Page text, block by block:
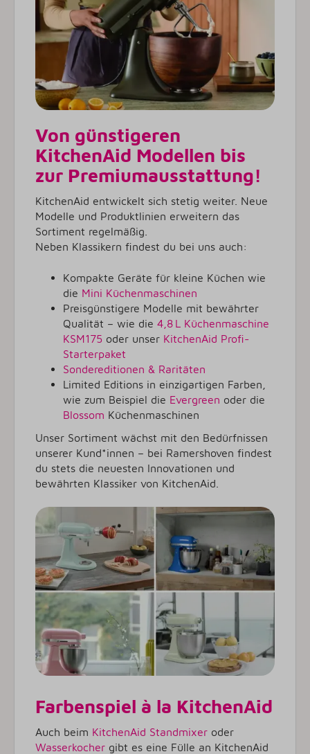
Von günstigeren
KitchenAid Modellen bis
zur Premiumausstattung!
KitchenAid entwickelt sich stetig weiter. Neue
Modelle und Produktlinien erweitern das
Sortiment regelmäßig.
Neben Klassikern findest du bei uns auch:
Kompakte Geräte für kleine Küchen wie
die Mini Küchenmaschinen
Preisgünstigere Modelle mit bewährter
Qualität – wie die 4,8 L Küchenmaschine
KSM175 oder unser KitchenAid Profi-
Starterpaket
Sondereditionen & Raritäten
Limited Editions in einzigartigen Farben,
wie zum Beispiel die Evergreen oder die
Blossom Küchenmaschinen
Unser Sortiment wächst mit den Bedürfnissen
unserer Kund*innen – bei Ramershoven findest
du stets die neuesten Innovationen und
bewährten Klassiker von KitchenAid.
Farbenspiel à la KitchenAid
Auch beim KitchenAid Standmixer oder
Wasserkocher gibt es eine Fülle an KitchenAid